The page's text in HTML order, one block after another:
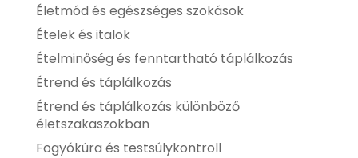
Életmód és egészséges szokások
Ételek és italok
Ételminőség és fenntartható táplálkozás
Étrend és táplálkozás
Étrend és táplálkozás különböző
életszakaszokban
Fogyókúra és testsúlykontroll